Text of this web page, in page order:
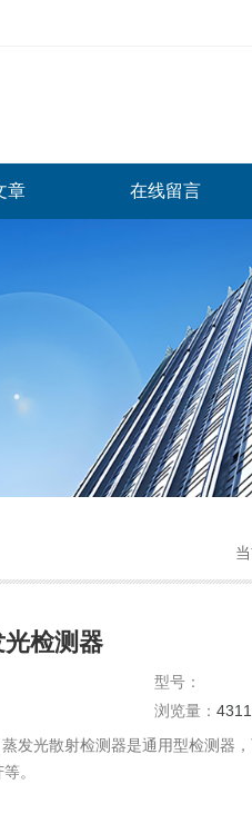
章 在线留言
检测器
型号：
浏览量： 4311
发光散射检测器是通用型检测器
。